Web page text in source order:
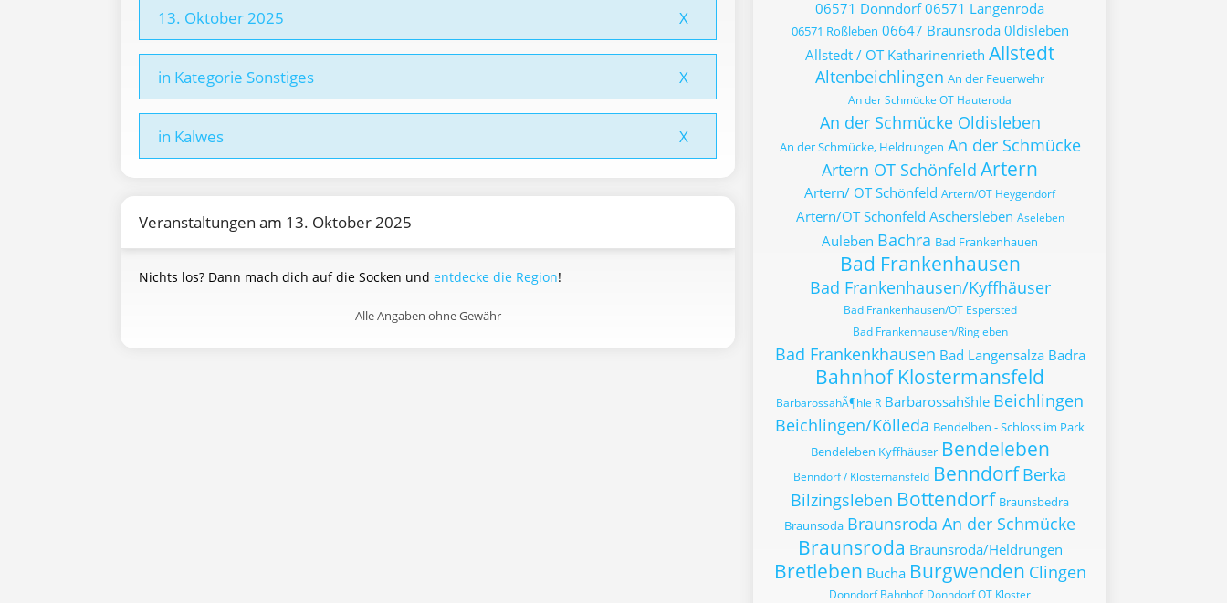
13. Oktober 2025 X
in Kategorie Sonstiges X
in Kalwes X
Veranstaltungen am 13. Oktober 2025
Nichts los? Dann mach dich auf die Socken und entdecke die Region!
Alle Angaben ohne Gewähr
06571 Donndorf 06571 Langenroda
06571 Roßleben 06647 Braunsroda 0ldisleben
Allstedt / OT Katharinenrieth Allstedt
Altenbeichlingen An der Feuerwehr
An der Schmücke OT Hauteroda
An der Schmücke Oldisleben
An der Schmücke, Heldrungen An der Schmücke
Artern OT Schönfeld Artern
Artern/ OT Schönfeld Artern/OT Heygendorf
Artern/OT Schönfeld Aschersleben Aseleben
Auleben Bachra Bad Frankenhauen
Bad Frankenhausen
Bad Frankenhausen/Kyffhäuser
Bad Frankenhausen/OT Espersted
Bad Frankenhausen/Ringleben
Bad Frankenkhausen Bad Langensalza Badra
Bahnhof Klostermansfeld
BarbarossahÃ¶hle R Barbarossahšhle Beichlingen
Beichlingen/Kölleda Bendelben - Schloss im Park
Bendeleben Kyffhäuser Bendeleben
Benndorf / Klosternansfeld Benndorf Berka
Bilzingsleben Bottendorf Braunsbedra
Braunsoda Braunsroda An der Schmücke
Braunsroda Braunsroda/Heldrungen
Bretleben Bucha Burgwenden Clingen
Donndorf Bahnhof Donndorf OT Kloster